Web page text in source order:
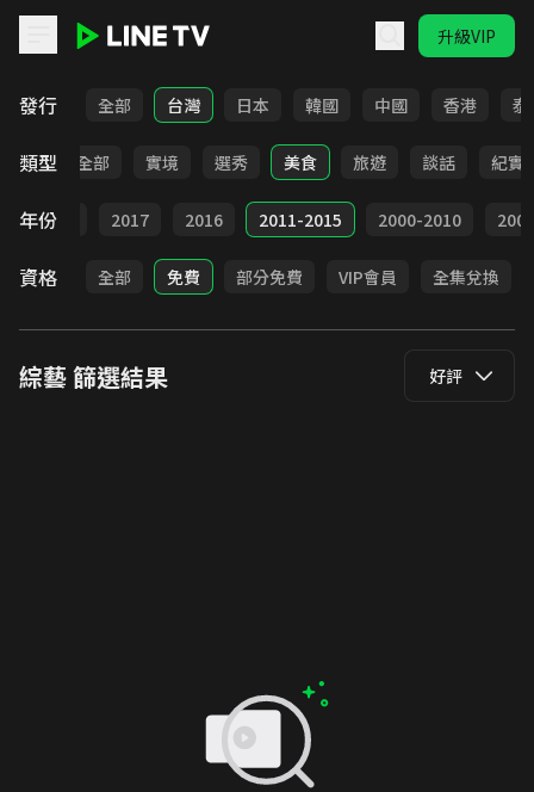
升級VIP
發行 全部 台灣 日本 韓國 中國 香港 泰
類型 全部 實境 選秀 美食 旅遊 談話 紀實
年份
2018 2017 2016 2011-2015 2000-2010
資格 全部 免費 部分免費 VIP會員 全集兌換
綜藝篩選結果 好評